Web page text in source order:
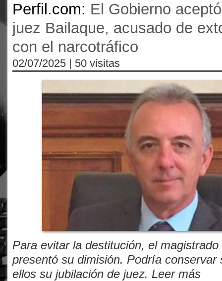
Perfil.com: El Gobierno
juez Bailaque, acusado de
con el narcotráfico
02/07/2025 | 50 visitas
Para evitar la destitución, el
presentó su dimisión. Podría conservar
ellos su jubilación de juez. Leer más